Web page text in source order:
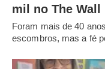
mil no The Wall
Foram mais de 40
escombros, mas a fé